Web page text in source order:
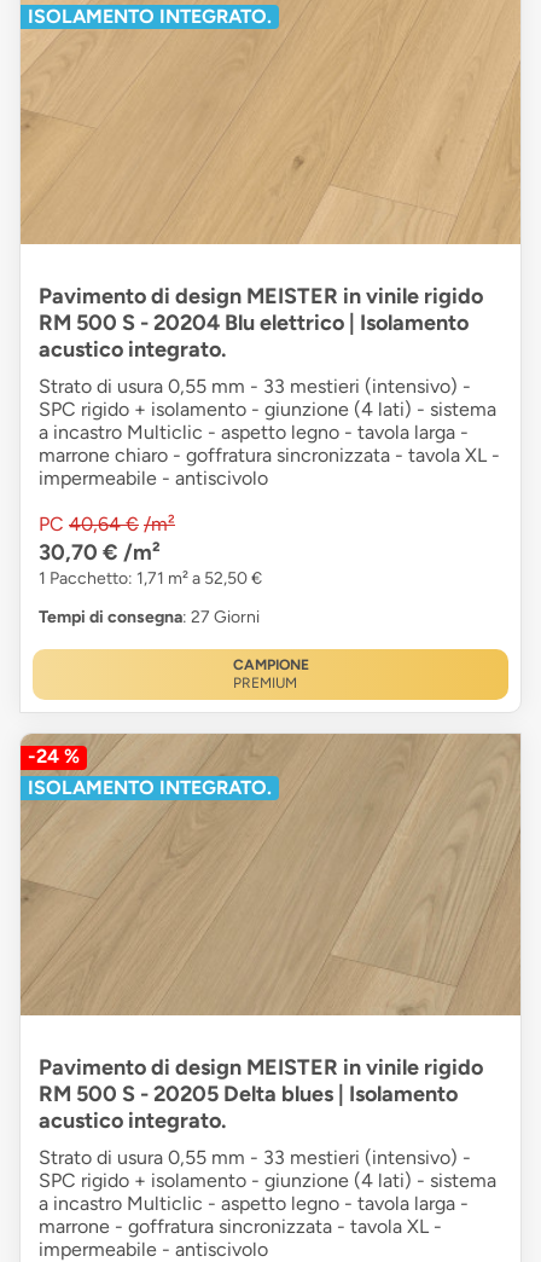
ISOLAMENTO INTEGRATO.
Pavimento di design MEISTER in vinile rigido
RM 500 S - 20204 Blu elettrico | Isolamento
acustico integrato.
Strato di usura 0,55 mm - 33 mestieri (intensivo) -
SPC rigido + isolamento - giunzione (4 lati) - sistema
a incastro Multiclic - aspetto legno - tavola larga -
marrone chiaro - goffratura sincronizzata - tavola XL -
impermeabile - antiscivolo
PC 40,64 € /m²
30,70 € /m²
1 Pacchetto: 1,71 m² a 52,50 €
Tempi di consegna: 27 Giorni
CAMPIONE
PREMIUM
-24 %
ISOLAMENTO INTEGRATO.
Pavimento di design MEISTER in vinile rigido
RM 500 S - 20205 Delta blues | Isolamento
acustico integrato.
Strato di usura 0,55 mm - 33 mestieri (intensivo) -
SPC rigido + isolamento - giunzione (4 lati) - sistema
a incastro Multiclic - aspetto legno - tavola larga -
marrone - goffratura sincronizzata - tavola XL -
impermeabile - antiscivolo